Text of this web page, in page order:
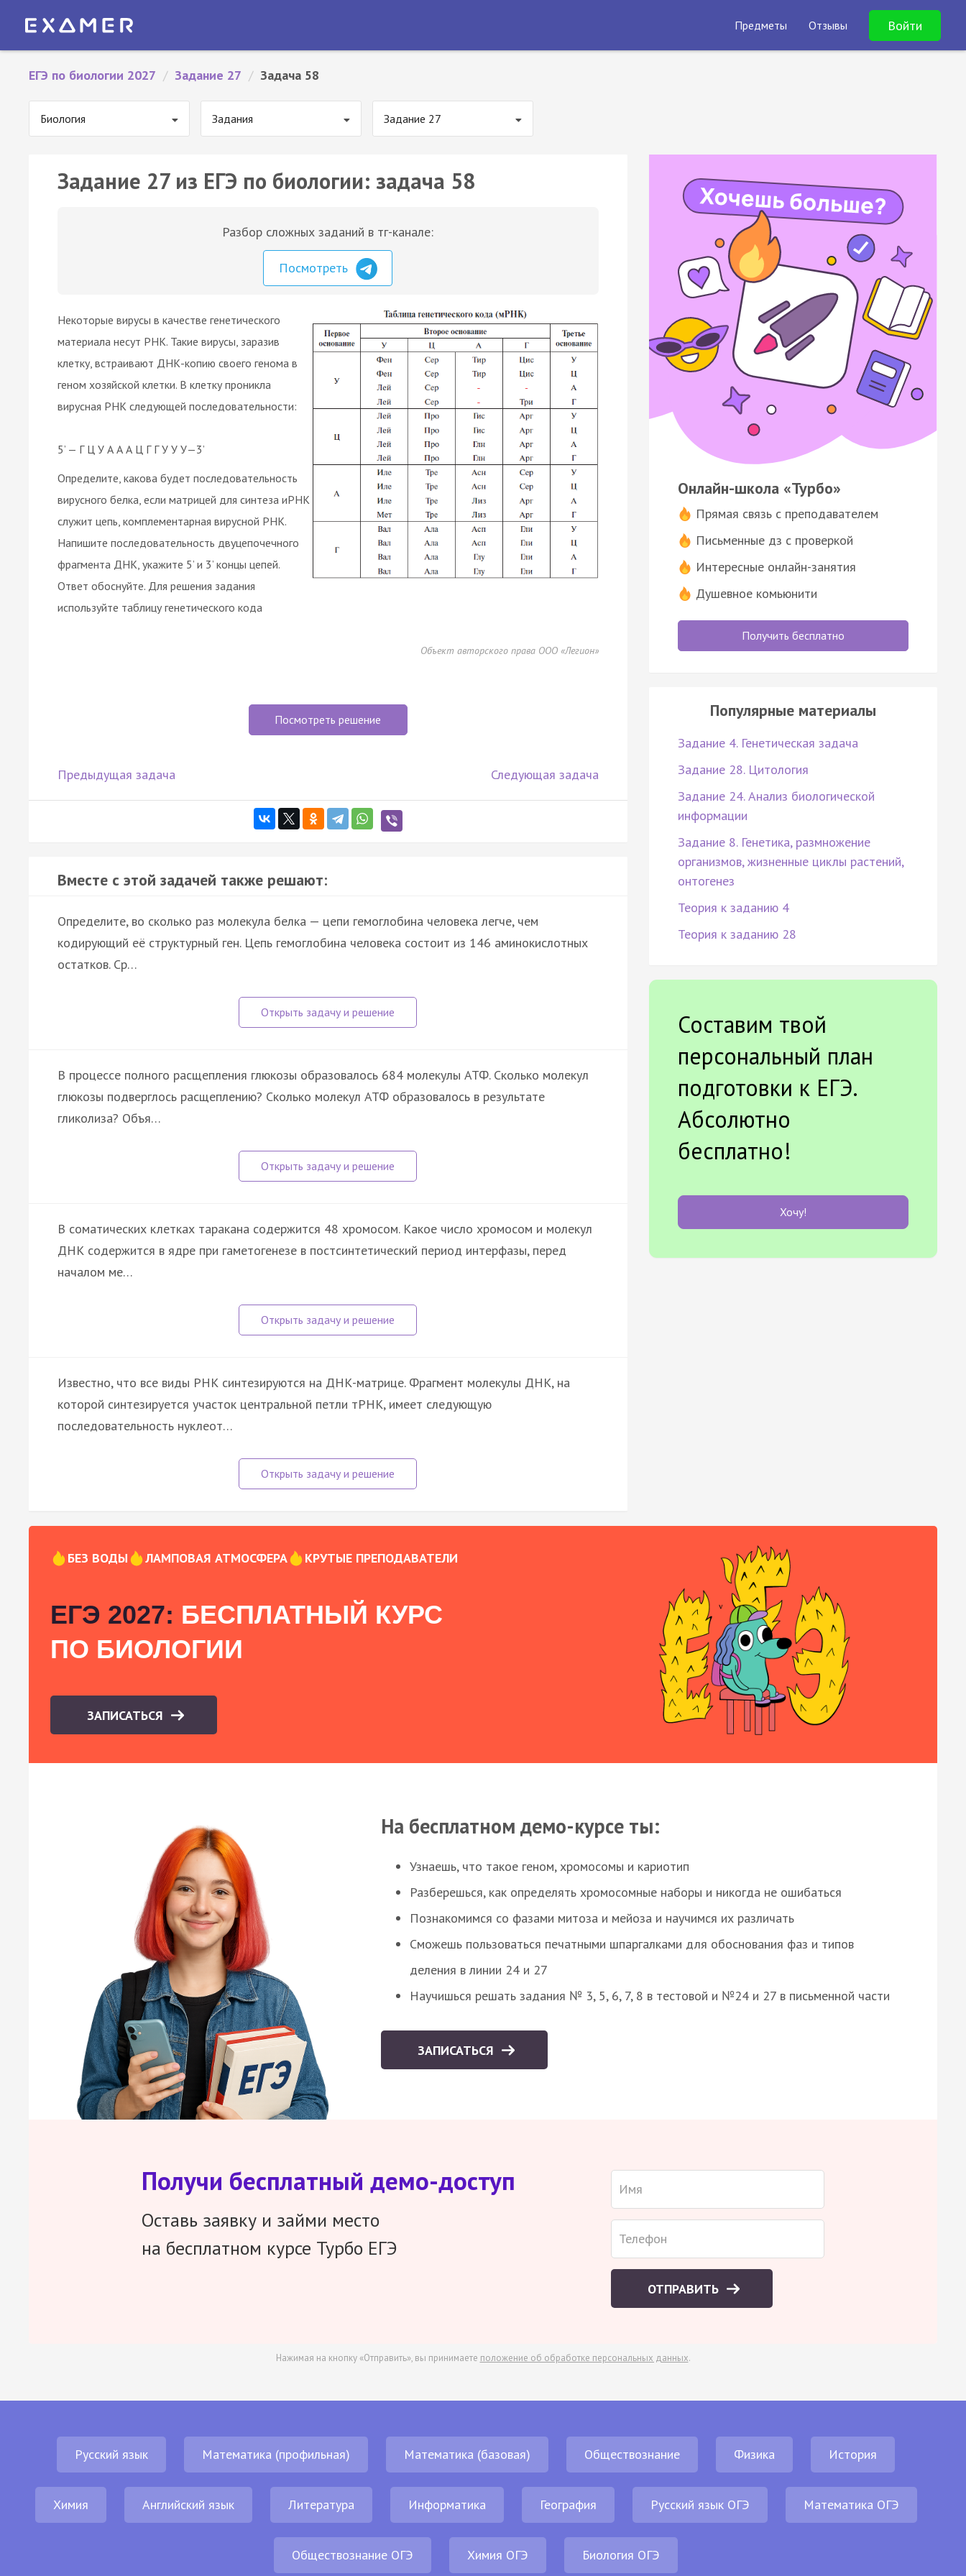
Предметы Отзывы Войти
ЕГЭ по биологии 2027 / Задание 27 / Задача 58
Биология Задания Задание 27
Задание 27 из ЕГЭ по биологии: задача 58
Разбор сложных заданий в тг-канале:
Посмотреть
Некоторые вирусы в качестве генетического
материала несут РНК. Такие вирусы, заразив
клетку, встраивают ДНК-копию своего генома в
геном хозяйской клетки. В клетку проникла
вирусная РНК следующей последовательности:
5’ — Г Ц У А А А Ц Г Г У У У—3’
Определите, какова будет последовательность
вирусного белка, если матрицей для синтеза иРНК
служит цепь, комплементарная вирусной РНК.
Напишите последовательность двуцепочечного
фрагмента ДНК, укажите 5’ и 3’ концы цепей.
Ответ обоснуйте. Для решения задания
используйте таблицу генетического кода
Объект авторского права ООО «Легион»
Посмотреть решение
Предыдущая задача Следующая задача
Вместе с этой задачей также решают:
Определите, во сколько раз молекула белка — цепи гемоглобина человека легче, чем
кодирующий её структурный ген. Цепь гемоглобина человека состоит из 146 аминокислотных
остатков. Ср…
В процессе полного расщепления глюкозы образовалось 684 молекулы АТФ. Сколько молекул
глюкозы подверглось расщеплению? Сколько молекул АТФ образовалось в результате
гликолиза? Объя…
В соматических клетках таракана содержится 48 хромосом. Какое число хромосом и молекул
ДНК содержится в ядре при гаметогенезе в постсинтетический период интерфазы, перед
началом ме…
Известно, что все виды РНК синтезируются на ДНК-матрице. Фрагмент молекулы ДНК, на
которой синтезируется участок центральной петли тРНК, имеет следующую
последовательность нуклеот…
Онлайн-школа «Турбо»
Прямая связь с преподавателем
Письменные дз с проверкой
Интересные онлайн-занятия
Душевное комьюнити
Получить бесплатно
Популярные материалы
Задание 4. Генетическая задача
Задание 28. Цитология
Задание 24. Анализ биологической
информации
Задание 8. Генетика, размножение
организмов, жизненные циклы растений,
онтогенез
Теория к заданию 4
Теория к заданию 28
Составим твой
персональный план
подготовки к ЕГЭ.
Абсолютно
бесплатно!
Хочу!
БЕЗ ВОДЫ ЛАМПОВАЯ АТМОСФЕРА КРУТЫЕ ПРЕПОДАВАТЕЛИ
ЕГЭ 2027: БЕСПЛАТНЫЙ КУРС
ПО БИОЛОГИИ
ЗАПИСАТЬСЯ
На бесплатном демо-курсе ты:
Узнаешь, что такое геном, хромосомы и кариотип
Разберешься, как определять хромосомные наборы и никогда не ошибаться
Познакомимся со фазами митоза и мейоза и научимся их различать
Сможешь пользоваться печатными шпаргалками для обоснования фаз и типов
деления в линии 24 и 27
Научишься решать задания № 3, 5, 6, 7, 8 в тестовой и №24 и 27 в письменной части
ЗАПИСАТЬСЯ
Получи бесплатный демо-доступ
Оставь заявку и займи место
на бесплатном курсе Турбо ЕГЭ
ОТПРАВИТЬ
Нажимая на кнопку «Отправить», вы принимаете положение об обработке персональных данных.
Русский язык Математика (профильная) Математика (базовая) Обществознание Физика История
Химия Английский язык Литература Информатика География Русский язык ОГЭ Математика ОГЭ
Обществознание ОГЭ Химия ОГЭ Биология ОГЭ